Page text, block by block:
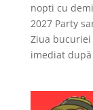
nopti cu
2027 Party
Ziua
imediat